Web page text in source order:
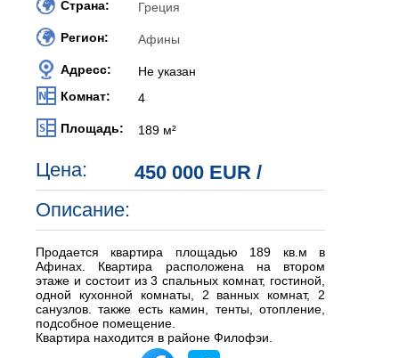
Страна: Греция
Регион: Афины
Адресс:
Не указан
Комнат:
4
Площадь: 189 м²
Цена: 450 000 EUR /
Описание:
Продается квартира площадью 189 кв.м в
Афинах. Квартира расположена на втором
этаже и состоит из 3 спальных комнат, гостиной,
одной кухонной комнаты, 2 ванных комнат, 2
санузлов. также есть камин, тенты, отопление,
подсобное помещение.
Квартира находится в районе Филофэи.